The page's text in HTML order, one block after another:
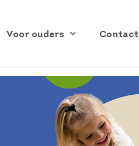
Voor ouders Contact